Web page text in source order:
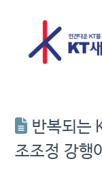
반복되는
조조정 강행